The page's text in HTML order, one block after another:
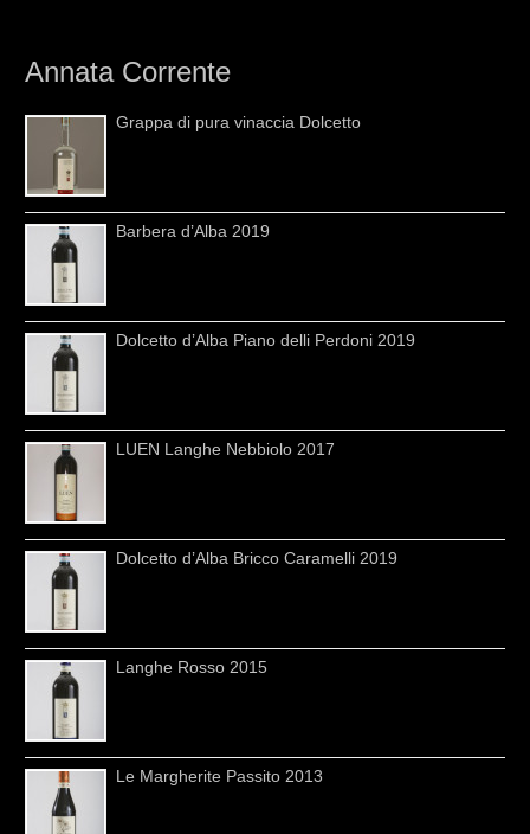
Annata Corrente
Grappa di pura vinaccia Dolcetto
Barbera d’Alba 2019
Dolcetto d’Alba Piano delli Perdoni 2019
LUEN Langhe Nebbiolo 2017
Dolcetto d’Alba Bricco Caramelli 2019
Langhe Rosso 2015
Le Margherite Passito 2013